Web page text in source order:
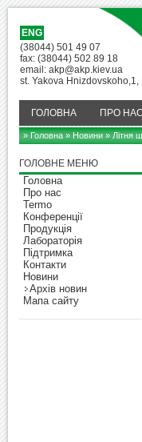
ENG
(38044) 501 49 07
fax: (38044) 502 89 18
email: akp@akp.kiev.ua
st. Yakova Hnizdovskoho,1,
ГОЛОВНА ПРО НАС
» Головна»Новини» Літня
ГОЛОВНЕ МЕНЮ
Головна
Про нас
Termo
Конференції
Продукція
Лабораторія
Підтримка
Контакти
Новини
Архів новин
Мапа сайту